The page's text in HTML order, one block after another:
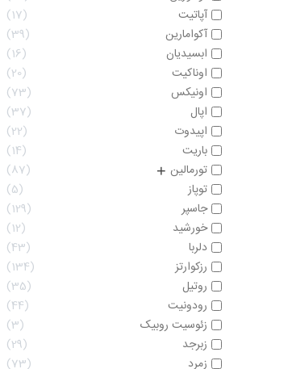
آپاتیت
17
آکوامارین
39
ابسیدیان
16
اوناکیت
20
اونیکس
73
اپال
37
اپیدوت
22
باریت
14
تورمالین +
87
توپاز
5
جاسپر
129
خورشید
12
دلربا
43
رزکوارتز
134
روتیل
35
رودونیت
44
زئوسیت روبیک
3
زبرجد
29
زمرد
73